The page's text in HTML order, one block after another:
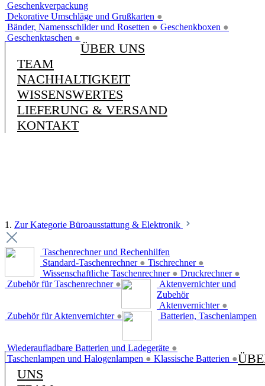
Geschenkverpackung
Dekorative Umschläge und Grußkarten ●
Bänder, Namensschilder und Rosetten ● Geschenkboxen ●
Geschenktaschen ●
ÜBER UNS
TEAM
NACHHALTIGKEIT
WISSENSWERTES
LIEFERUNG & VERSAND
KONTAKT
1. Zur Kategorie Büroausstattung & Elektronik
Taschenrechner und Rechenhilfen
Standard-Taschenrechner ● Tischrechner ●
Wissenschaftliche Taschenrechner ● Druckrechner ●
Zubehör für Taschenrechner ●
Aktenvernichter und
Zubehör
Aktenvernichter ●
Zubehör für Aktenvernichter ● Batterien, Taschenlampen
Wiederaufladbare Batterien und Ladegeräte ●
Taschenlampen und Halogenlampen ● Klassische Batterien ●
UNS